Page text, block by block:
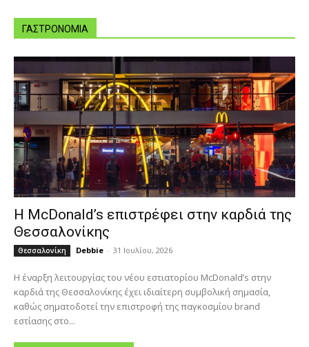
ΓΑΣΤΡΟΝΟΜΙΑ
Η McDonald’s επιστρέφει στην καρδιά της
Θεσσαλονίκης
Θεσσαλονίκη Debbie - 31 Ιουλίου, 2026
Η έναρξη λειτουργίας του νέου εστιατορίου McDonald’s στην
καρδιά της Θεσσαλονίκης έχει ιδιαίτερη συμβολική σημασία,
καθώς σηματοδοτεί την επιστροφή της παγκοσμίου brand
εστίασης στο...